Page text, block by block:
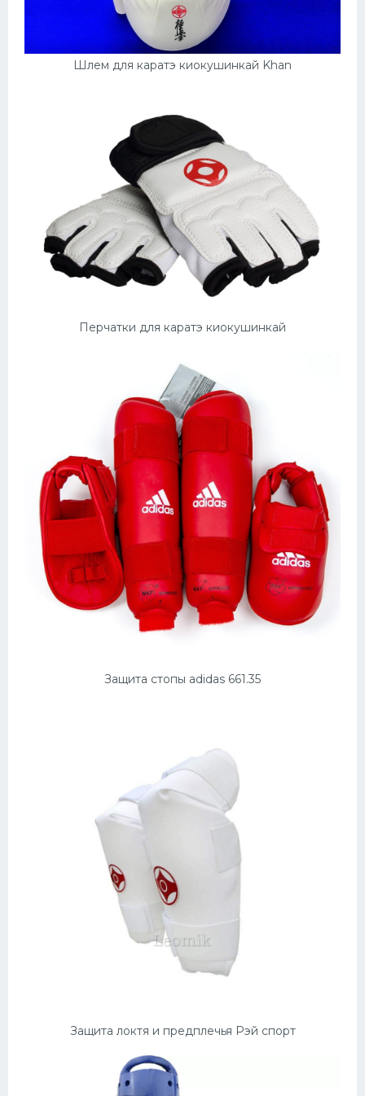
Шлем для каратэ киокушинкай Khan
Перчатки для каратэ киокушинкай
Защита стопы adidas 661.35
Защита локтя и предплечья Рэй спорт